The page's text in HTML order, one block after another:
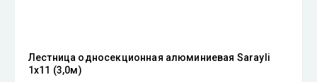
Лестница односекционная алюминиевая Sarayli
1х11 (3,0м)